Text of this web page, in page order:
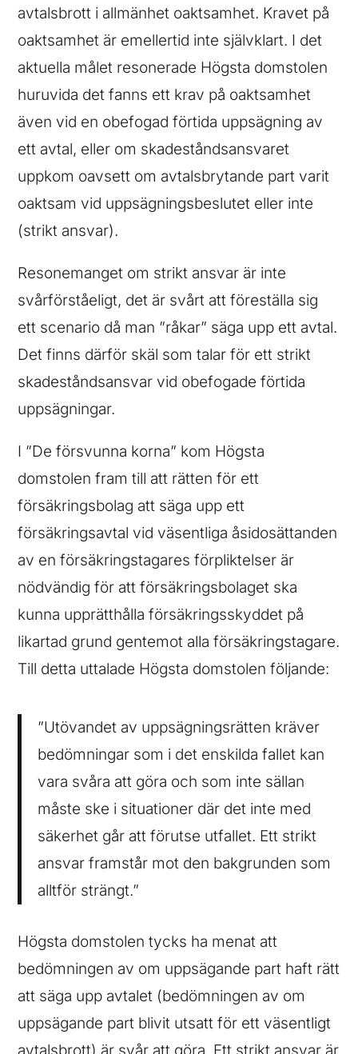
avtalsbrott i allmänhet oaktsamhet. Kravet på
oaktsamhet är emellertid inte självklart. I det
aktuella målet resonerade Högsta domstolen
huruvida det fanns ett krav på oaktsamhet
även vid en obefogad förtida uppsägning av
ett avtal, eller om skadeståndsansvaret
uppkom oavsett om avtalsbrytande part varit
oaktsam vid uppsägningsbeslutet eller inte
(strikt ansvar).
Resonemanget om strikt ansvar är inte
svårförståeligt, det är svårt att föreställa sig
ett scenario då man ”råkar” säga upp ett avtal.
Det finns därför skäl som talar för ett strikt
skadeståndsansvar vid obefogade förtida
uppsägningar.
I ”De försvunna korna” kom Högsta
domstolen fram till att rätten för ett
försäkringsbolag att säga upp ett
försäkringsavtal vid väsentliga åsidosättanden
av en försäkringstagares förpliktelser är
nödvändig för att försäkringsbolaget ska
kunna upprätthålla försäkringsskyddet på
likartad grund gentemot alla försäkringstagare.
Till detta uttalade Högsta domstolen följande:
”Utövandet av uppsägningsrätten kräver
bedömningar som i det enskilda fallet kan
vara svåra att göra och som inte sällan
måste ske i situationer där det inte med
säkerhet går att förutse utfallet. Ett strikt
ansvar framstår mot den bakgrunden som
alltför strängt.”
Högsta domstolen tycks ha menat att
bedömningen av om uppsägande part haft rätt
att säga upp avtalet (bedömningen av om
uppsägande part blivit utsatt för ett väsentligt